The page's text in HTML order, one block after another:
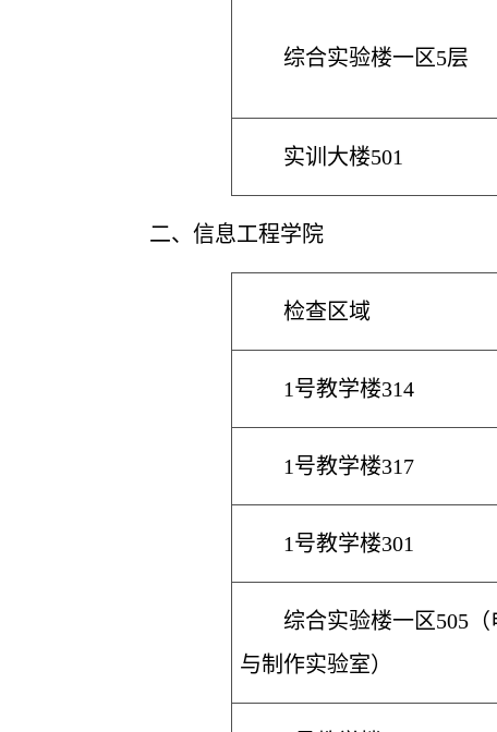
综合实验楼一区5层
实训大楼501
二、 信息工程学院
检查区域
1号教学楼314
1号教学楼317
1号教学楼301
综合实验楼一区505
与制作实验室）